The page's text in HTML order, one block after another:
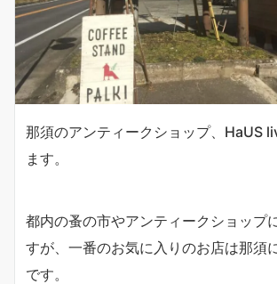
那須のアンティークショップ、HaUS
ます。
都内の蚤の市やアンティークショップ
すが、一番のお気に入りのお店は那須
です。